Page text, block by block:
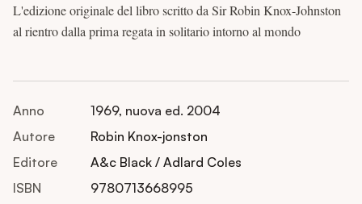
L'edizione originale del libro scritto da Sir Robin Knox-Johnston
al rientro dalla prima regata in solitario intorno al mondo
Anno
1969, nuova ed. 2004
Autore
Robin Knox-jonston
Editore
A&c Black / Adlard Coles
ISBN
9780713668995